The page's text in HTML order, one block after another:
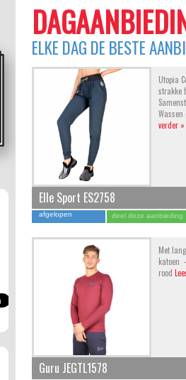
ELKE DAG DE BESTE
Utopia
strakke
Wassen
verder »
Elle Sport ES2758
afgelopen deel deze aanbieding
Met
katoen
rood
Guru JEGTL1578